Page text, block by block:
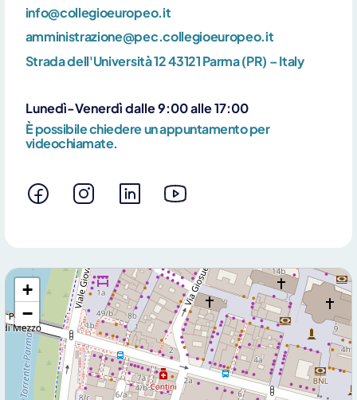
info@collegioeuropeo.it
amministrazione@pec.collegioeuropeo.it
Strada dell'Università 12 43121 Parma (PR) – Italy
Lunedì-Venerdì dalle 9:00 alle 17:00
È possibile chiedere un appuntamento per
videochiamate.
+
−